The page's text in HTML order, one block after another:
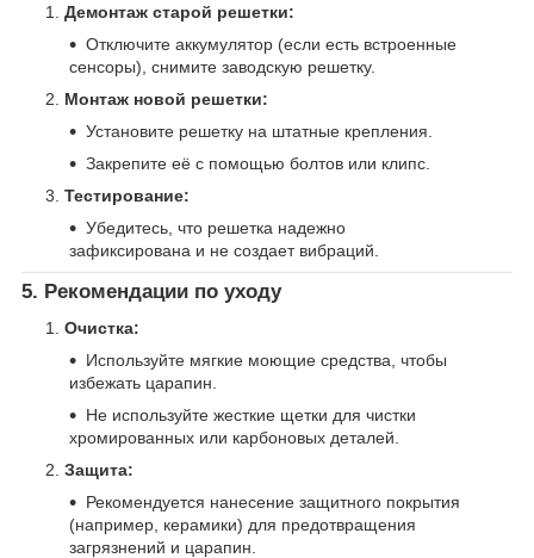
Демонтаж старой решетки:
Отключите аккумулятор (если есть встроенные
сенсоры), снимите заводскую решетку.
Монтаж новой решетки:
Установите решетку на штатные крепления.
Закрепите её с помощью болтов или клипс.
Тестирование:
Убедитесь, что решетка надежно
зафиксирована и не создает вибраций.
5. Рекомендации по уходу
Очистка:
Используйте мягкие моющие средства, чтобы
избежать царапин.
Не используйте жесткие щетки для чистки
хромированных или карбоновых деталей.
Защита:
Рекомендуется нанесение защитного покрытия
(например, керамики) для предотвращения
загрязнений и царапин.